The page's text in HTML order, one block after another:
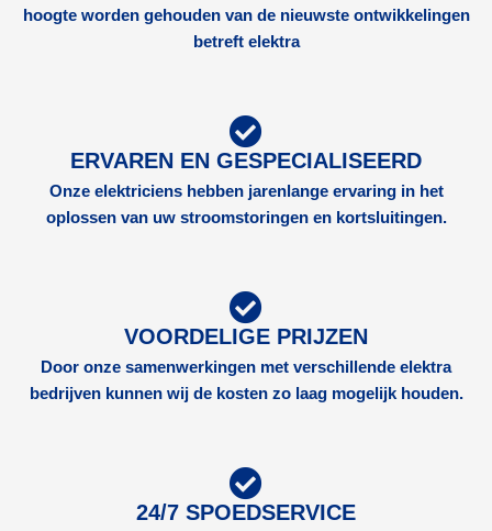
hoogte worden gehouden van de nieuwste ontwikkelingen
betreft elektra
ERVAREN EN GESPECIALISEERD
Onze elektriciens hebben jarenlange ervaring in het
oplossen van uw stroomstoringen en kortsluitingen.
VOORDELIGE PRIJZEN
Door onze samenwerkingen met verschillende elektra
bedrijven kunnen wij de kosten zo laag mogelijk houden.
24/7 SPOEDSERVICE